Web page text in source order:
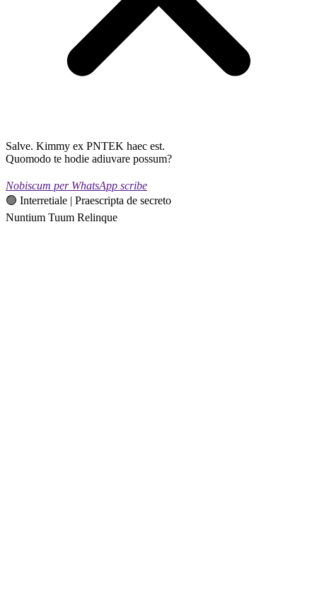
Salve. Kimmy ex PNTEK haec est.
Quomodo te hodie adiuvare possum?
Nobiscum per WhatsApp scribe
🟢 Interretiale | Praescripta de secreto
Nuntium Tuum Relinque